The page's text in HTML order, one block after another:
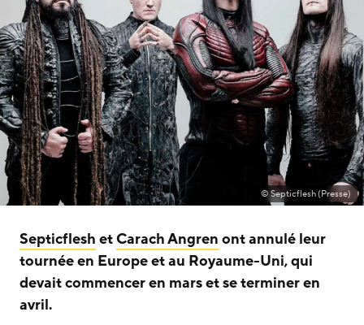
© Septicflesh (Presse)
Septicflesh etCarach Angren ont annulé leur
tournée en Europe et au Royaume-Uni, qui
devait commencer en mars et se terminer en
avril.